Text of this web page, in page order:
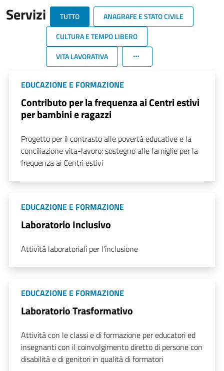
Servizi TUTTO
ANAGRAFE E STATO CIVILE
CULTURA E TEMPO LIBERO
VITA LAVORATIVA
EDUCAZIONE E FORMAZIONE
Contributo per la frequenza ai Centri estivi
per bambini e ragazzi
Progetto per il contrasto alle povertà educative e la
conciliazione vita-lavoro: sostegno alle famiglie per la
frequenza ai Centri estivi
EDUCAZIONE E FORMAZIONE
Laboratorio Inclusivo
Attività laboratoriali per l’inclusione
EDUCAZIONE E FORMAZIONE
Laboratorio Trasformativo
Attività con le classi e di formazione per educatori ed
insegnanti con il coinvolgimento diretto di persone con
disabilità e di genitori in qualità di formatori